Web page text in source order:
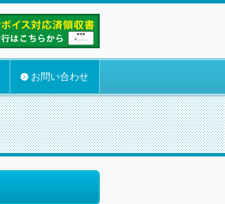
お問い合わせ